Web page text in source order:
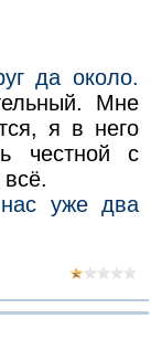
да около.
Мне
я в него
честной с
уже два